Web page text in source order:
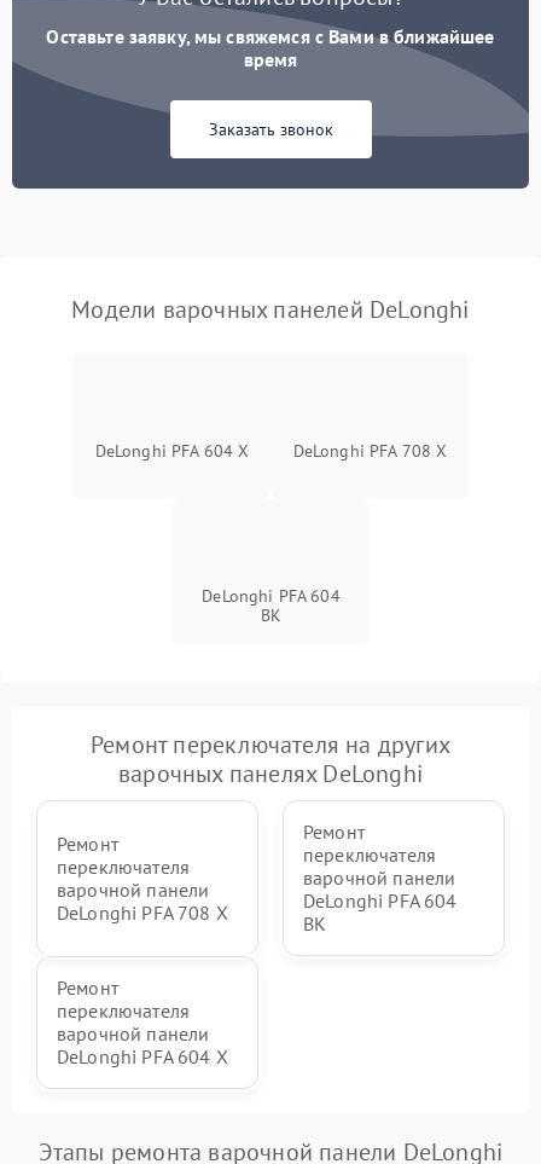
Оставьте заявку, мы свяжемся с Вами в ближайшее
время
Заказать звонок
Модели варочных панелей DeLonghi
DeLonghi PFA 604 X DeLonghi PFA 708 X
DeLonghi PFA 604
BK
Ремонт переключателя на других
варочных панелях DeLonghi
Ремонт
переключателя
варочной панели
DeLonghi PFA 708 X
Ремонт
переключателя
варочной панели
DeLonghi PFA 604
BK
Ремонт
переключателя
варочной панели
DeLonghi PFA 604 X
Этапы ремонта варочной панели DeLonghi